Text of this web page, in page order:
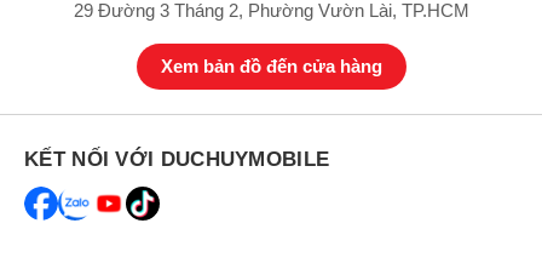
dụng cả ngày khoảng 11 giờ gọi điện, 7 giờ phát video và 2 giờ
công suất 120W chỉ mất khoảng 19 phút là đầy 100% pin.
29 Đường 3 Tháng 2, Phường Vườn Lài, TP.HCM
Xem bản đồ đến cửa hàng
KẾT NỐI VỚI DUCHUYMOBILE